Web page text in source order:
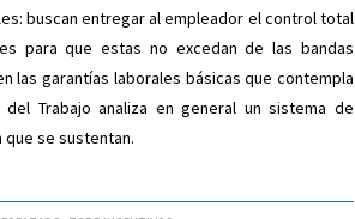
buscan entregar al empleador el control total
para que estas no excedan de las bandas
las garantías laborales básicas que contempla
Trabajo analiza en general un sistema de
se sustentan.